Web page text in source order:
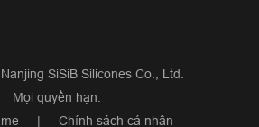
Nanjing SiSiB Silicones Co., Ltd.
Mọi quyền hạn.
| Chính sách cá nhân